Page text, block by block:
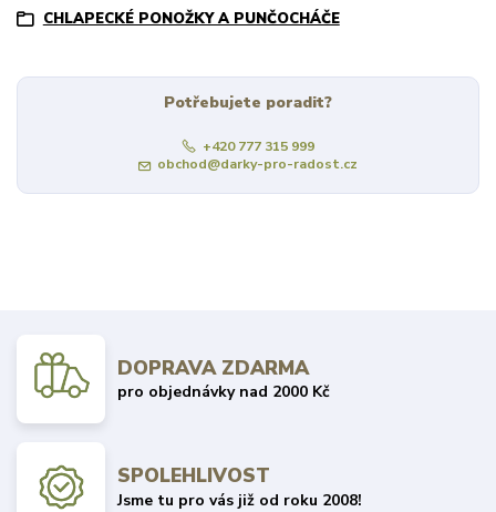
CHLAPECKÉ PONOŽKY A PUNČOCHÁČE
Potřebujete poradit?
+420 777 315 999
obchod@darky-pro-radost.cz
DOPRAVA ZDARMA
pro objednávky nad 2000 Kč
SPOLEHLIVOST
Jsme tu pro vás již od roku 2008!